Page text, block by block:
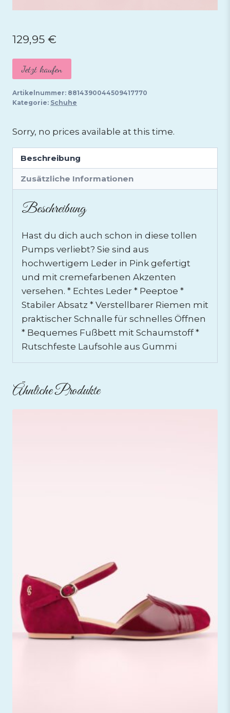
129,95 €
Jetzt kaufen
Artikelnummer: 8814390044509417770
Kategorie: Schuhe
Sorry, no prices available at this time.
Beschreibung
Zusätzliche Informationen
Beschreibung
Hast du dich auch schon in diese tollen
Pumps verliebt? Sie sind aus
hochwertigem Leder in Pink gefertigt
und mit cremefarbenen Akzenten
versehen. * Echtes Leder * Peeptoe *
Stabiler Absatz * Verstellbarer Riemen mit
praktischer Schnalle für schnelles Öffnen
* Bequemes Fußbett mit Schaumstoff *
Rutschfeste Laufsohle aus Gummi
Ähnliche Produkte